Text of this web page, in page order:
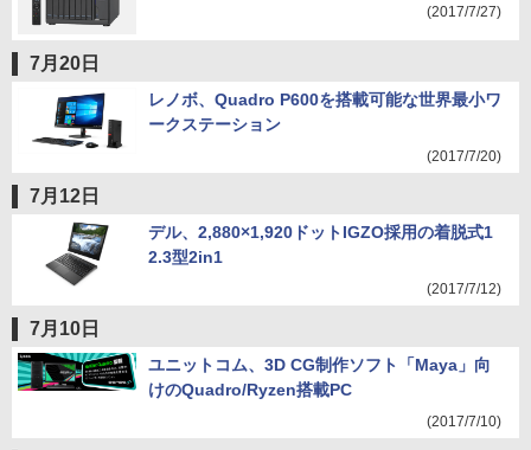
(2017/7/27)
7月20日
レノボ、Quadro P600を搭載可能な世界最小ワ
ークステーション
(2017/7/20)
7月12日
デル、2,880×1,920ドットIGZO採用の着脱式1
2.3型2in1
(2017/7/12)
7月10日
ユニットコム、3D CG制作ソフト「Maya」向
けのQuadro/Ryzen搭載PC
(2017/7/10)